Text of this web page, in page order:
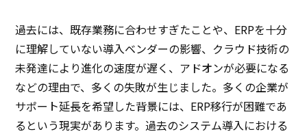
過去には、既存業務に合わせすぎたことや、ERPを十分
に理解していない導入ベンダーの影響、クラウド技術の
未発達により進化の速度が遅く、アドオンが必要になる
などの理由で、多くの失敗が生じました。多くの企業が
サポート延長を希望した背景には、ERP移行が困難であ
るという現実があります。過去のシステム導入における